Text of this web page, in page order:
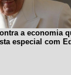
a economia
especial com